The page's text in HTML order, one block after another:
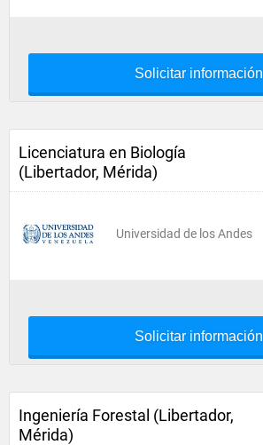
Solicitar información
Licenciatura en Biología
(Libertador, Mérida)
Universidad de los Andes
Solicitar información
Ingeniería Forestal (Libertador,
Mérida)